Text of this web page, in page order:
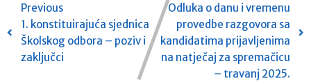
Previous
1. konstituirajuća sjednica
Školskog odbora – poziv i
zaključci
Odluka o danu i vremenu
provedbe razgovora sa
kandidatima prijavljenima
na natječaj za spremačicu
– travanj 2025.